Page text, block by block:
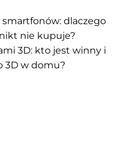
dlaczego
nie kupuje?
3D: kto jest winny i
3D w domu?